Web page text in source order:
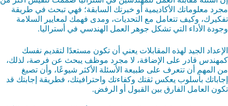
مجرد معلوماتك الأكاديمية أو خبرتك السابقة؛ فهي تبحث في طريقة
تفكيرك، وكيف تتعامل مع التحديات، ومدى فهمك لمعايير السلامة
وجودة الأداء التي تشكل جوهر العمل الهندسي في أستراليا.
الإعداد الجيد لهذه المقابلات يعني أن تكون مستعدًا لتقديم نفسك
كمهندس قادر على الإضافة، لا مجرد موظف يبحث عن فرصة، لذلك،
من المهم أن تتعرف على طبيعة الأسئلة الأكثر شيوعًا، وأن تصيغ
إجاباتك بأسلوب يعكس ثقتك وكفاءتك واحترافيتك، فطريقة إجابتك قد
تكون العامل الفارق بين القبول أو الرفض.